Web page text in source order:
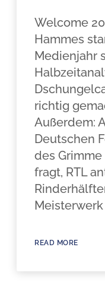
Welcome
Hammes
Medienjahr
richtig
Außerdem:
Deutschen
des Grimme
fragt, RTL
READ MORE